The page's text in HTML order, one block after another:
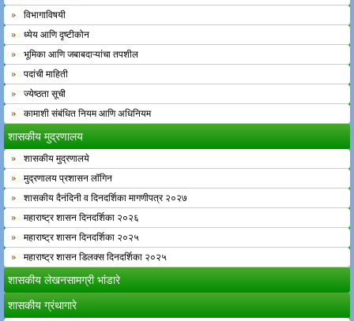
विभागाविषयी
ध्येय आणि दृष्टीकोन
भूमिका आणि जबाबदाऱ्यांचा तपशील
पदांची माहिती
ज्येष्ठता सूची
कामाशी संबंधित नियम आणि अधिनियम
शासकीय मुद्रणालय
शासकीय मुद्रणालये
मुद्रणालय प्रशासन लॉगिन
शासकीय दैनंदिनी व दिनदर्शिका मागणीपत्र २०२७
महाराष्ट्र शासन दिनदर्शिका २०२६
महाराष्ट्र शासन दिनदर्शिका २०२५
महाराष्ट्र शासन डिलक्स दिनदर्शिका २०२५
शासकीय लेखनसामग्री भांडारे
शासकीय ग्रंथागारे